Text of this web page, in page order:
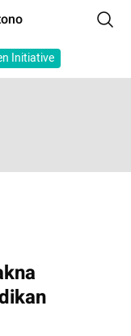
Initiative